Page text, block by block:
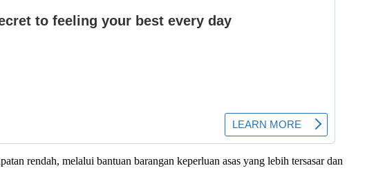
rendah, melalui bantuan barangan keperluan asas yang lebih tersasar dan